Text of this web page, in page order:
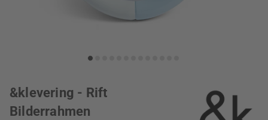
&klevering - Rift
Bilderrahmen